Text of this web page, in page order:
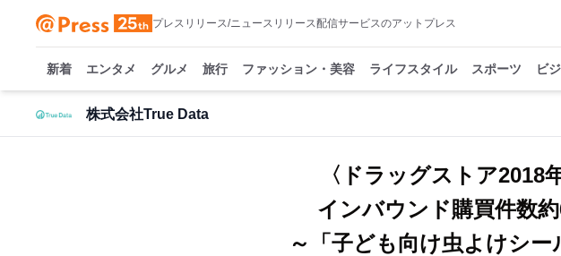
プレスリリース/ニュースリリース配信サービスのアットプレス
新着 エンタメ グルメ 旅行 ファッション・美容 ライフスタイル スポーツ ビ
株式会社True Data
〈ドラッグストア
インバウンド購買件数
～「子ども向け虫よけシ